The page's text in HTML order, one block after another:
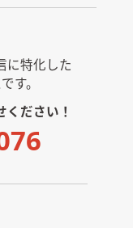
に特化した
す。
ださい！